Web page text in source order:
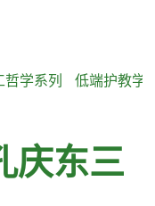
哲学系列 低端护教学
庆东三